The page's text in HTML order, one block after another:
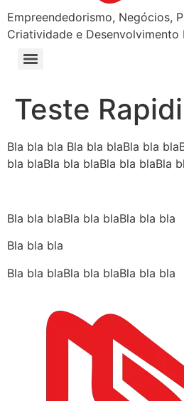
Empreendedorismo, Negócios,
Criatividade e Desenvolvimento
Teste
Bla bla bla Bla bla blaBla bla
bla blaBla bla blaBla bla blaBla
Bla bla blaBla bla blaBla bla bla
Bla bla bla
Bla bla blaBla bla blaBla bla bla